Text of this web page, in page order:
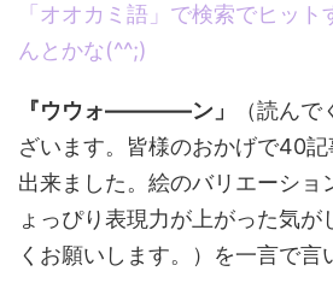
「オオカミ語」で検索でヒッ
んとかな(^^;)
『ウウォ――――ン」
（読ん
ざいます。皆様のおかげで40
出来ました。絵のバリエーショ
ょっぴり表現力が上がった気が
くお願いします。）を一言で言